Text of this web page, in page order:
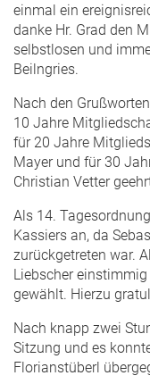
einmal ein
danke Hr. Grad den
selbstlosen und
Beilngries.
Nach den
10 Jahre
für 20 Jahre
Mayer und für 30
Christian Vetter
Als 14.
Kassiers an, da
zurückgetreten war.
Liebscher
gewählt. Hierzu
Nach knapp zwei
Sitzung und es
Florianstüberl